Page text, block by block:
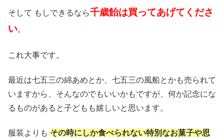
そして もしできるなら千歳飴は買ってあげてくださ
い。
これ大事です。
最近は七五三の綿あめとか、七五三の風船とかも売られて
いますから、そんなのでもいいかもですが、何か記念にな
るものがあると子どもも嬉しいと思います。
服装よりも その時にしか食べられない特別なお菓子や思